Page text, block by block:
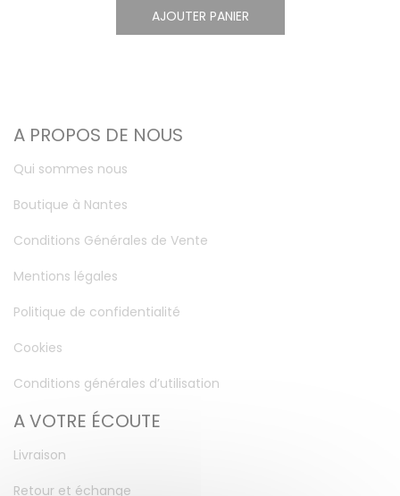
AJOUTER PANIER
A PROPOS DE NOUS
Qui sommes nous
Boutique à Nantes
Conditions Générales de Vente
Mentions légales
Politique de confidentialité
Cookies
Conditions générales d’utilisation
A VOTRE ÉCOUTE
Livraison
Retour et échange